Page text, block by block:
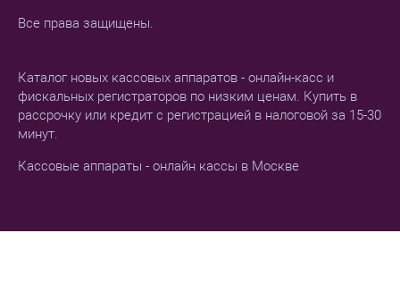
Все права защищены.
Каталог новых кассовых аппаратов - онлайн-касс и
фискальных регистраторов по низким ценам. Купить в
рассрочку или кредит с регистрацией в налоговой за 15-30
минут.
Кассовые аппараты - онлайн кассы в Москве